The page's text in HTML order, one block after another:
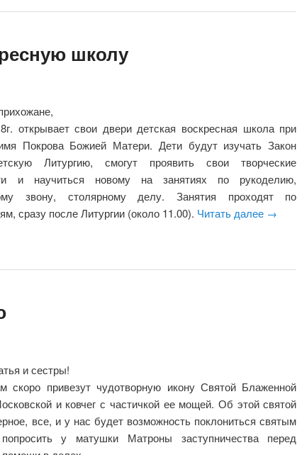
школу
открывает свои двери детская воскресная школа при
Покрова Божией Матери. Дети будут изучать Закон
Литургию, смогут проявить свои творческие
и научиться новому на занятиях по рукоделию,
звону, столярному делу. Занятия проходят по
сразу после Литургии (около 11.00). Читать далее →
и сестры!
скоро привезут чудотворную икону Святой Блаженной
и ковчег с частичкой ее мощей. Об этой святой
все, и у нас будет возможность поклониться святым
у матушки Матроны заступничества перед